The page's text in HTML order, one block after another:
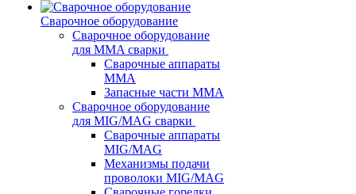
Сварочное оборудование
Сварочное оборудование
для MMA сварки
Сварочные аппараты
MMA
Запасные части MMA
Сварочное оборудование
для MIG/MAG сварки
Сварочные аппараты
MIG/MAG
Механизмы подачи
проволоки MIG/MAG